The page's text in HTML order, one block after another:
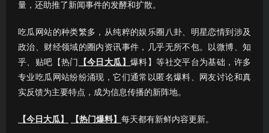
量，还助推了新闻事件的发酵和扩散。
吃瓜网站的种类繁多，从纯粹的娱乐圈八卦、明星恋情到涉及
政治、财经领域的圈内资讯事件，几乎无所不包。以微博、知
乎、贴吧【热门
【今日大瓜】爆料】等社交平台为基础，许多
专业吃瓜网站纷纷涌现，它们通常以匿名爆料、网友讨论和真
实反馈为主要特点，成为信息传播的新阵地。
【今日大瓜】 【热门爆料】 每天都有新鲜内容更新。